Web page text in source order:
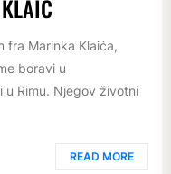
fra Marinka Klaića,
boravi u
u Rimu. Njegov životni
READ MORE